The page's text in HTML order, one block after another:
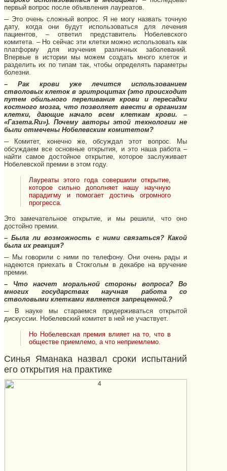
первый вопрос после объявления лауреатов.
─ Это очень сложный вопрос. Я не могу назвать точную
дату, когда они будут использоваться для лечения
пациентов, – ответил представитель Нобелевского
комитета. – Но сейчас эти клетки можно использовать как
платформу для изучения различных заболеваний.
Впервые в истории мы можем создать много клеток и
разделить их по типам так, чтобы определять параметры
болезни.
– Рак крови уже лечится использованием
стволовых клеток в эритроцитах (это происходит
путем обильного переливания крови и пересадки
костного мозга, что позволяет ввести в организм
клетки, дающие начало всем клеткам крови. –
«Газета.Ru»). Почему авторы этой технологии не
были отмечены Нобелевским комитетом?
─ Комитет, конечно же, обсуждал этот вопрос. Мы
обсуждаем все основные открытия, и это наша работа –
найти самое достойное открытие, которое заслуживает
Нобелевской премии в этом году.
Лауреаты этого года совершили открытие,
которое сильно дополняет нашу научную
парадигму и помогает достичь огромного
прогресса.
Это замечательное открытие, и мы решили, что оно
достойно премии.
– Была ли возможность с ними связаться? Какой
была их реакция?
─ Мы говорили с ними по телефону. Они очень рады и
надеются приехать в Стокгольм в декабре на вручение
премии.
– Что насчет моральной стороны вопроса? Во
многих государствах научная работа со
стволовыми клетками является запрещенной.?
─ В науке мы стараемся придерживаться открытой
дискуссии. Нобелевский комитет в ней не участвует.
Но Нобелевская премия влияет на то, что в
обществе приемлемо, а что неприемлемо.
Синья Яманака назвал сроки испытаний
его открытия на практике